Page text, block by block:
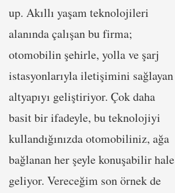
up. Akıllı yaşam teknolojileri
alanında çalışan bu firma;
otomobilin şehirle, yolla ve şarj
istasyonlarıyla iletişimini sağlayan
altyapıyı geliştiriyor. Çok daha
basit bir ifadeyle, bu teknolojiyi
kullandığınızda otomobiliniz, ağa
bağlanan her şeyle konuşabilir hale
geliyor. Vereceğim son örnek de